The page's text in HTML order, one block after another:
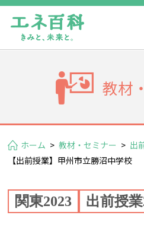
教材
ホーム > 教材・セミナー > 出
【出前授業】甲州市立勝沼中学校
関東2023 出前授